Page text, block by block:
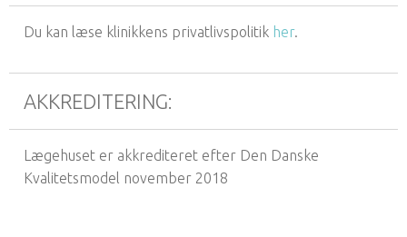
Du kan læse klinikkens privatlivspolitik her.
AKKREDITERING:
Lægehuset er akkrediteret efter Den Danske
Kvalitetsmodel november 2018